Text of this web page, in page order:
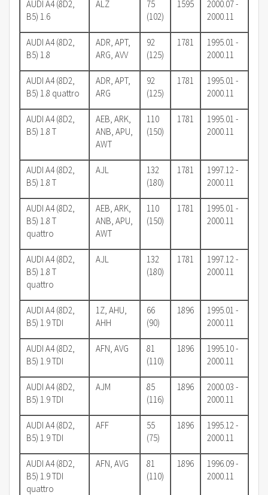
AUDI A4 (8D2,
B5) 1.6
ALZ
75
(102)
1595
2000.07 -
2000.11
AUDI A4 (8D2,
B5) 1.8
ADR, APT,
ARG, AVV
92
(125)
1781
1995.01 -
2000.11
AUDI A4 (8D2,
B5) 1.8 quattro
ADR, APT,
ARG
92
(125)
1781
1995.01 -
2000.11
AUDI A4 (8D2,
B5) 1.8 T
AEB, ARK,
ANB, APU,
AWT
110
(150)
1781
1995.01 -
2000.11
AUDI A4 (8D2,
B5) 1.8 T
AJL
132
(180)
1781
1997.12 -
2000.11
AUDI A4 (8D2,
B5) 1.8 T
quattro
AEB, ARK,
ANB, APU,
AWT
110
(150)
1781
1995.01 -
2000.11
AUDI A4 (8D2,
B5) 1.8 T
quattro
AJL
132
(180)
1781
1997.12 -
2000.11
AUDI A4 (8D2,
B5) 1.9 TDI
1Z, AHU,
AHH
66
(90)
1896
1995.01 -
2000.11
AUDI A4 (8D2,
B5) 1.9 TDI
AFN, AVG
81
(110)
1896
1995.10 -
2000.11
AUDI A4 (8D2,
B5) 1.9 TDI
AJM
85
(116)
1896
2000.03 -
2000.11
AUDI A4 (8D2,
B5) 1.9 TDI
AFF
55
(75)
1896
1995.12 -
2000.11
AUDI A4 (8D2,
B5) 1.9 TDI
quattro
AFN, AVG
81
(110)
1896
1996.09 -
2000.11